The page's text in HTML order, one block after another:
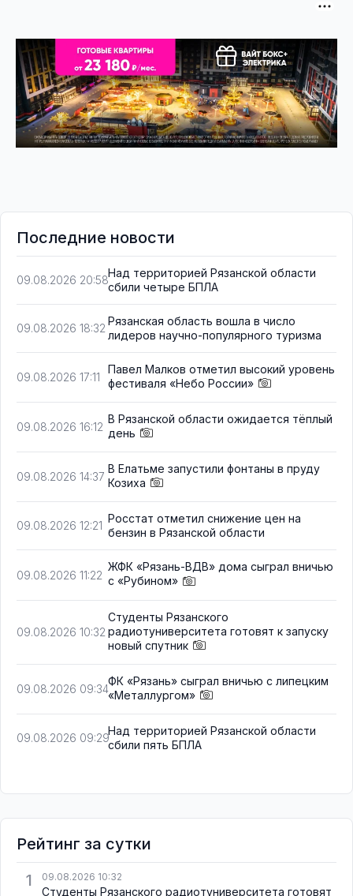
Последние новости
09.08.2026 20:58
Над территорией Рязанской области
сбили четыре БПЛА
09.08.2026 18:32
Рязанская область вошла в число
лидеров научно-популярного туризма
09.08.2026 17:11
Павел Малков отметил высокий уровень
фестиваля «Небо России»
09.08.2026 16:12
В Рязанской области ожидается тёплый
день
09.08.2026 14:37
В Елатьме запустили фонтаны в пруду
Козиха
09.08.2026 12:21
Росстат отметил снижение цен на
бензин в Рязанской области
09.08.2026 11:22
ЖФК «Рязань-ВДВ» дома сыграл вничью
с «Рубином»
09.08.2026 10:32
Студенты Рязанского
радиотуниверситета готовят к запуску
новый спутник
09.08.2026 09:34
ФК «Рязань» сыграл вничью с липецким
«Металлургом»
09.08.2026 09:29
Над территорией Рязанской области
сбили пять БПЛА
Рейтинг за сутки
1
09.08.2026 10:32
Студенты Рязанского радиотуниверситета готовят